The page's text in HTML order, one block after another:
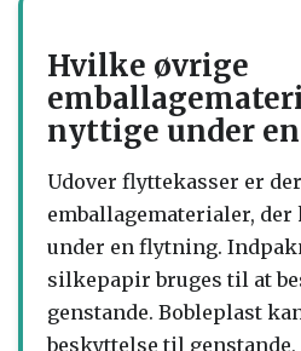
Hvilke øvrige
nyttige under
Udover flyttekasser er
emballagematerialer,
under en flytning.
silkepapir bruges til at
genstande. Bobleplast
beskyttelse til